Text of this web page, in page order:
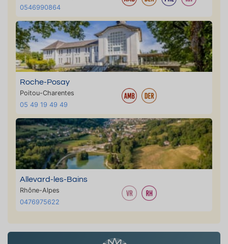
0546990864
Roche-Posay
Poitou-Charentes
05 49 19 49 49
Allevard-les-Bains
Rhône-Alpes
0476975622